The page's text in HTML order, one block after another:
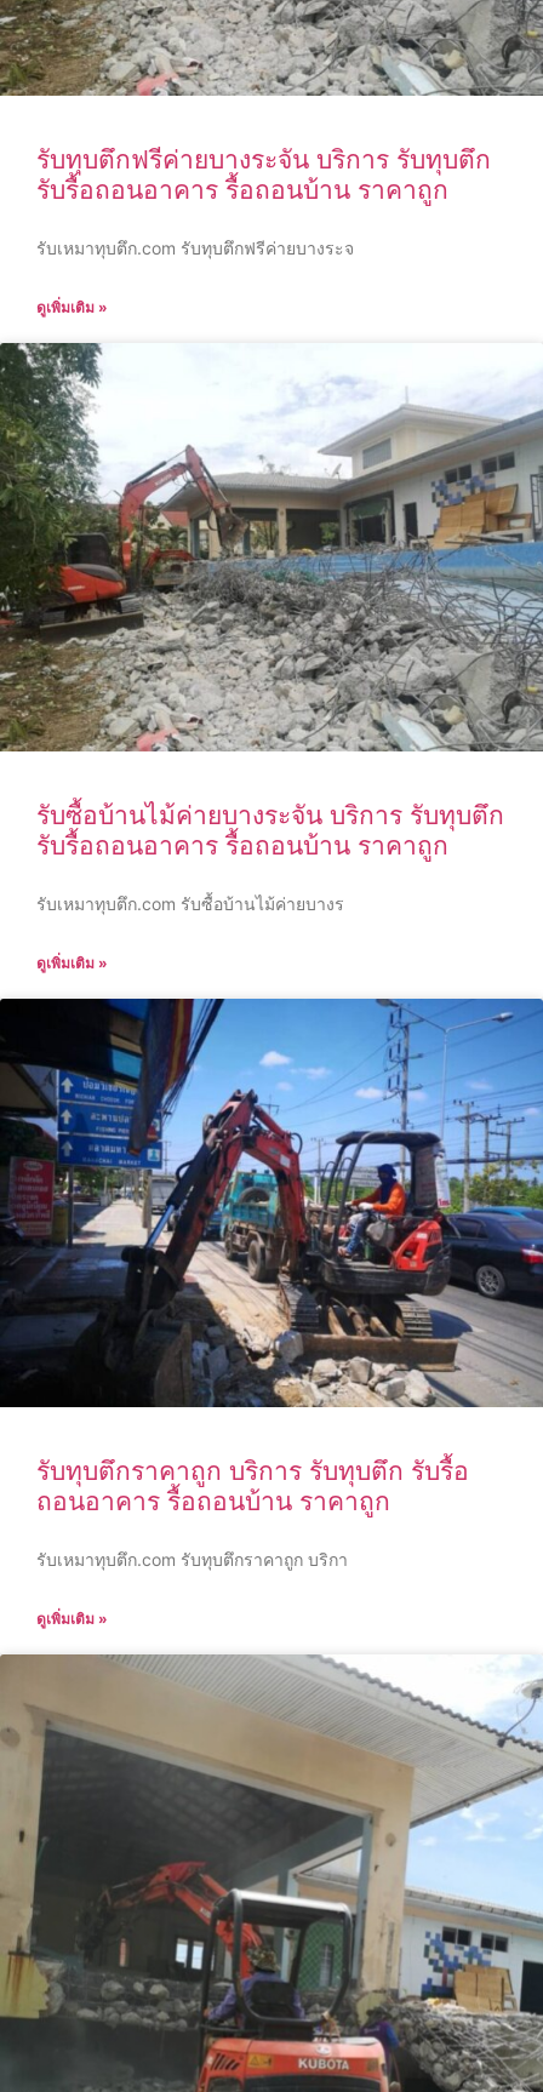
รับทุบตึกฟรีค่ายบางระจัน บริการ รับทุบตึก
รับรื้อถอนอาคาร รื้อถอนบ้าน ราคาถูก
รับเหมาทุบตึก.com รับทุบตึกฟรีค่ายบางระจ
ดูเพิ่มเติม »
รับซื้อบ้านไม้ค่ายบางระจัน บริการ รับทุบตึก
รับรื้อถอนอาคาร รื้อถอนบ้าน ราคาถูก
รับเหมาทุบตึก.com รับซื้อบ้านไม้ค่ายบางร
ดูเพิ่มเติม »
รับทุบตึกราคาถูก บริการ รับทุบตึก รับรื้อ
ถอนอาคาร รื้อถอนบ้าน ราคาถูก
รับเหมาทุบตึก.com รับทุบตึกราคาถูก บริกา
ดูเพิ่มเติม »